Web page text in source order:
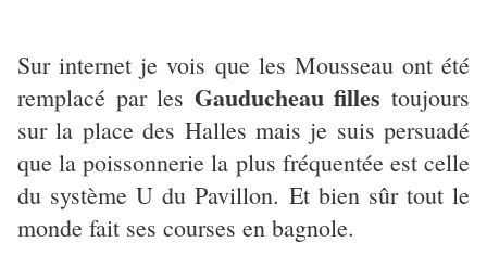
Sur internet je vois que les Mousseau ont été
remplacé par les Gauducheau filles toujours
sur la place des Halles mais je suis persuadé
que la poissonnerie la plus fréquentée est celle
du système U du Pavillon. Et bien sûr tout le
monde fait ses courses en bagnole.